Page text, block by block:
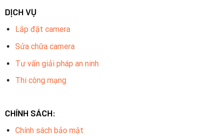
DỊCH VỤ
Lắp đặt camera
Sửa chữa camera
Tư vấn giải pháp an ninh
Thi công mạng
CHÍNH SÁCH:
Chính sách bảo mật